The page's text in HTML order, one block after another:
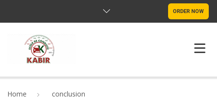
ORDER NOW
Home conclusion